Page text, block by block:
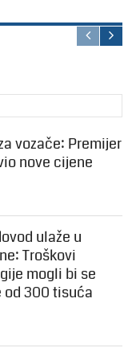
vozače: Premijer
nove cijene
ulaže u
Troškovi
mogli bi se
od 300 tisuća